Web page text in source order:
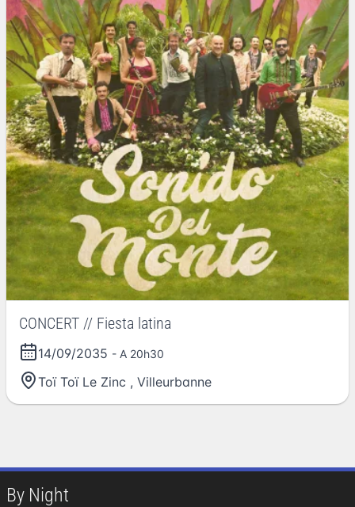
CONCERT // Fiesta latina
14/09/2035 - A 20h30
Toï Toï Le Zinc , Villeurbanne
By Night